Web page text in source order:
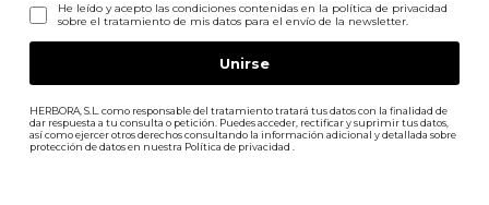
He leído y acepto las condiciones contenidas en la política de privacidad
sobre el tratamiento de mis datos para el envío de la newsletter.
HERBORA, S.L. como responsable del tratamiento tratará tus datos con la finalidad de
dar respuesta a tu consulta o petición. Puedes acceder, rectificar y suprimir tus datos,
así como ejercer otros derechos consultando la información adicional y detallada sobre
protección de datos en nuestra Política de privacidad.